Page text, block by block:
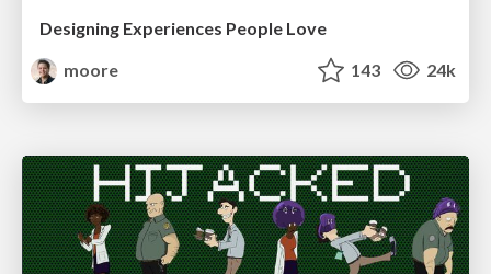
Designing Experiences People Love
moore
143 24k